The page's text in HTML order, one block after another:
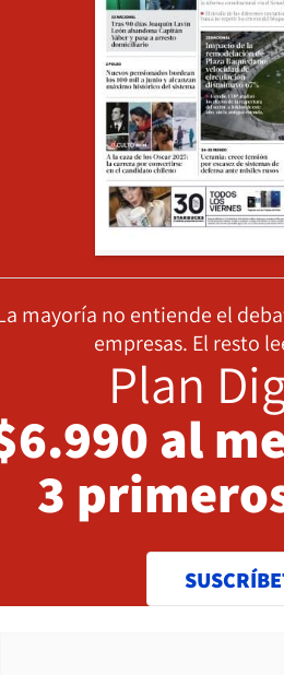
mayoría no entiende el
empresas. El resto
Plan
al
3